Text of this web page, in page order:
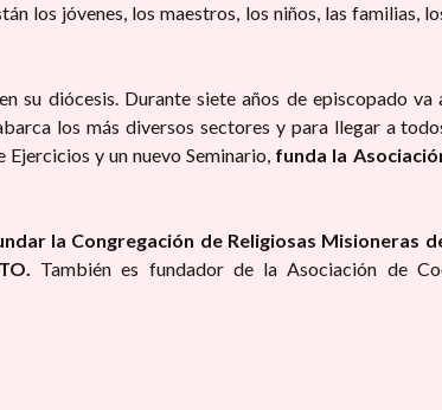
los jóvenes, los maestros, los niños, las familias,
su diócesis. Durante siete años de episcopado va
los más diversos sectores y para llegar a
y un nuevo Seminario, funda la
la Congregación de Religiosas Misioneras
También es fundador de la Asociación de